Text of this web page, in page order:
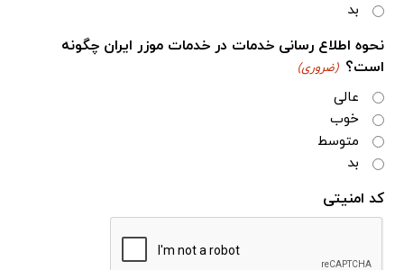
بد
نحوه اطلاع رسانی خدمات در خدمات موزر ایران چگونه
است؟ (ضروری)
عالی
خوب
متوسط
بد
کد امنیتی